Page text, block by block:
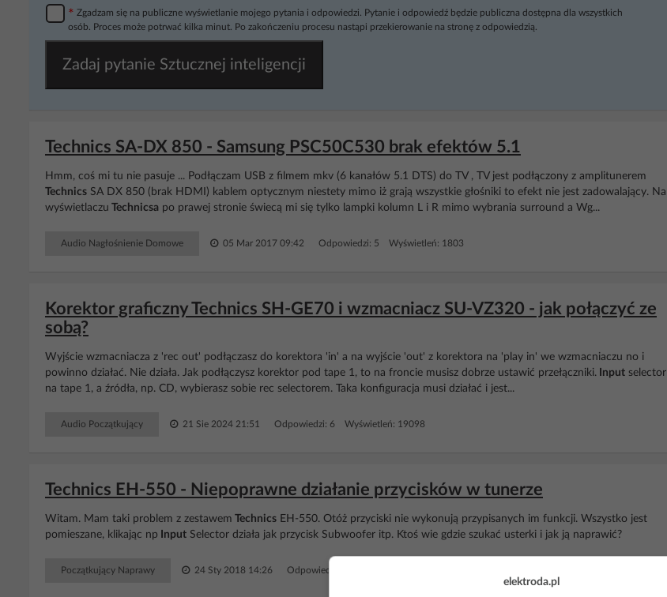
* Zgadzam się na publiczne wyświetlanie mojego pytania i odpowiedzi. Pytanie i odpowiedź będzie publiczna dostępna dla wszystkich
osób. Proces może potrwać kilka minut. Po zakończeniu procesu nastąpi przekierowanie na stronę z odpowiedzią.
Zadaj pytanie Sztucznej inteligencji
Technics SA-DX 850 - Samsung PSC50C530 brak efektów 5.1
Hmm, coś mi tu nie pasuje ... Podłączam USB z filmem mkv (6 kanałów 5.1 DTS) do TV , TV jest podłączony z amplitunerem
Technics SA DX 850 (brak HDMI) kablem optycznym niestety mimo iż grają wszystkie głośniki to efekt nie jest zadowalający. Na
wyświetlaczu Technicsa po prawej stronie świecą mi się tylko lampki kolumn L i R mimo wybrania surround a Wg...
Audio Nagłośnienie Domowe 05 Mar 2017 09:42 Odpowiedzi: 5 Wyświetleń: 1803
Korektor graficzny Technics SH-GE70 i wzmacniacz SU-VZ320 - jak połączyć ze
sobą?
Wyjście wzmacniacza z 'rec out' podłączasz do korektora 'in' a na wyjście 'out' z korektora na 'play in' we wzmacniaczu no i
powinno działać. Nie działa. Jak podłączysz korektor pod tape 1, to na froncie musisz dobrze ustawić przełączniki. Input selector
na tape 1, a źródła, np. CD, wybierasz sobie rec selectorem. Taka konfiguracja musi działać i jest...
Audio Początkujący 21 Sie 2024 21:51 Odpowiedzi: 6 Wyświetleń: 19098
Technics EH-550 - Niepoprawne działanie przycisków w tunerze
Witam. Mam taki problem z zestawem Technics EH-550. Otóż przyciski nie wykonują przypisanych im funkcji. Wszystko jest
pomieszane, klikając np Input Selector działa jak przycisk Subwoofer itp. Ktoś wie gdzie szukać usterki i jak ją naprawić?
Początkujący Naprawy 24 Sty 2018 14:26 Odpowiedzi: 1 Wyświetleń: 816
elektroda.pl